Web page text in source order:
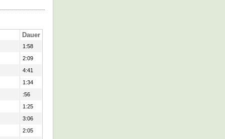
Dauer
1:58
2:09
4:41
1:34
:56
1:25
3:06
2:05